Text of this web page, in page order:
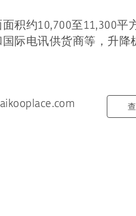
积约10,700至11,300平
际电讯供货商等，升降